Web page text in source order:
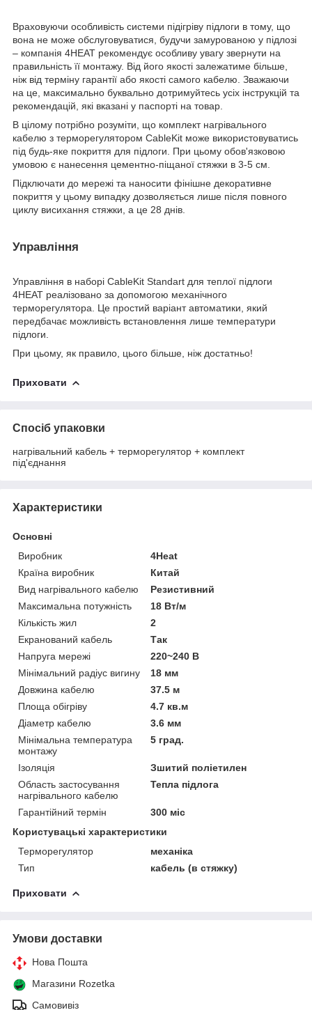
Враховуючи особливість системи підігріву підлоги в тому, що
вона не може обслуговуватися, будучи замурованою у підлозі
– компанія 4HEAT рекомендує особливу увагу звернути на
правильність її монтажу. Від його якості залежатиме більше,
ніж від терміну гарантії або якості самого кабелю. Зважаючи
на це, максимально буквально дотримуйтесь усіх інструкцій та
рекомендацій, які вказані у паспорті на товар.
В цілому потрібно розуміти, що комплект нагрівального
кабелю з терморегулятором CableKit може використовуватись
під будь-яке покриття для підлоги. При цьому обов'язковою
умовою є нанесення цементно-піщаної стяжки в 3-5 см.
Підключати до мережі та наносити фінішне декоративне
покриття у цьому випадку дозволяється лише після повного
циклу висихання стяжки, а це 28 днів.
Управління
Управління в наборі CableKit Standart для теплої підлоги
4HEAT реалізовано за допомогою механічного
терморегулятора. Це простий варіант автоматики, який
передбачає можливість встановлення лише температури
підлоги.
При цьому, як правило, цього більше, ніж достатньо!
Приховати
Спосіб упаковки
нагрівальний кабель + терморегулятор + комплект
під'єднання
Характеристики
Основні
Виробник
4Heat
Країна виробник
Китай
Вид нагрівального кабелю
Резистивний
Максимальна потужність
18 Вт/м
Кількість жил
2
Екранований кабель
Так
Напруга мережі
220~240 В
Мінімальний радіус вигину
18 мм
Довжина кабелю
37.5 м
Площа обігріву
4.7 кв.м
Діаметр кабелю
3.6 мм
Мінімальна температура
монтажу
5 град.
Ізоляція
Зшитий поліетилен
Область застосування
нагрівального кабелю
Тепла підлога
Гарантійний термін
300 міс
Користувацькі характеристики
Терморегулятор
механіка
Тип
кабель (в стяжку)
Приховати
Умови доставки
Нова Пошта
Магазини Rozetka
Самовивіз